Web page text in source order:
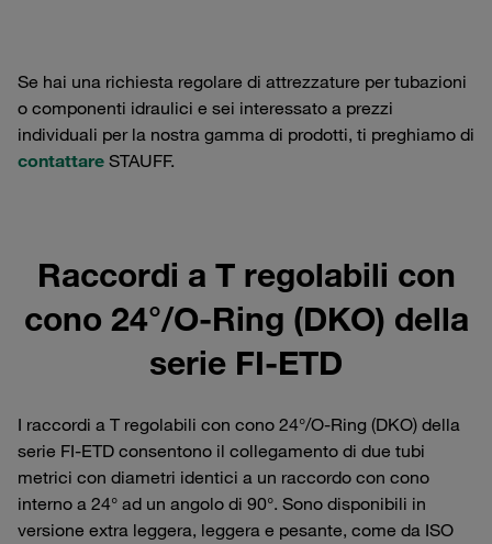
Se hai una richiesta regolare di attrezzature per tubazioni
o componenti idraulici e sei interessato a prezzi
individuali per la nostra gamma di prodotti, ti preghiamo di
contattare STAUFF.
Raccordi a T regolabili con
cono 24°/O-Ring (DKO) della
serie FI-ETD
I raccordi a T regolabili con cono 24°/O-Ring (DKO) della
serie FI-ETD consentono il collegamento di due tubi
metrici con diametri identici a un raccordo con cono
interno a 24° ad un angolo di 90°. Sono disponibili in
versione extra leggera, leggera e pesante, come da ISO